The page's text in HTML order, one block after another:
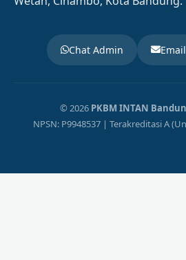
Chat Admin Email
© 2026 PKBM INTAN
NPSN: P9948537 | Terakreditasi A